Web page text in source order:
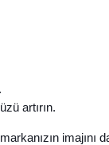
artırın.
imajını